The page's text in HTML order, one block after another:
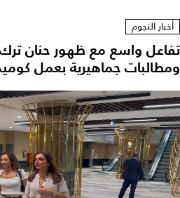
أخبار النجوم
تفاعل واسع مع ظهور حنان
ومطالبات جماهيرية بعمل